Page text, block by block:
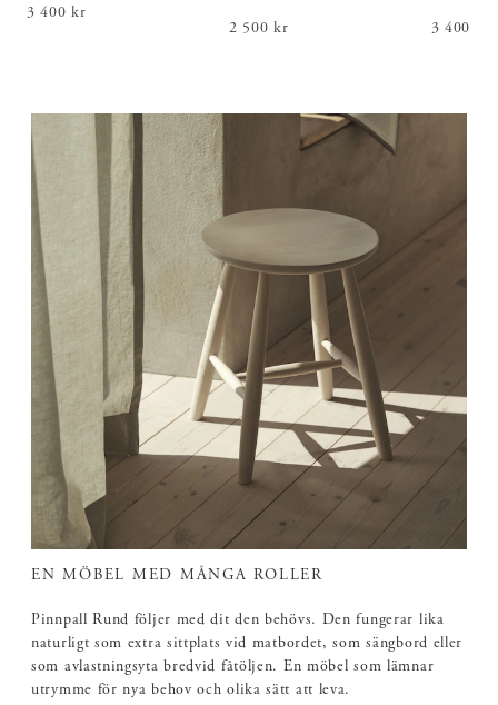
Pris:3 400 kr
3 400 kr
Pris:2 500 kr
2 500 kr Pris:3
3 400 kr
EN MÖBEL MED MÅNGA ROLLER
Pinnpall Rund följer med dit den behövs. Den fungerar lika
naturligt som extra sittplats vid matbordet, som sängbord eller
som avlastningsyta bredvid fåtöljen. En möbel som lämnar
utrymme för nya behov och olika sätt att leva.